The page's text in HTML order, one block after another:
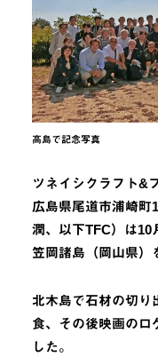
高島で記念写真
ツネイシクラフト&
広島県尾道市浦崎町
潤、以下TFC）は10
笠岡諸島（岡山県）
北木島で石材の切り
食、その後映画のロ
した。